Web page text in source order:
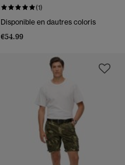
(1)
Disponible en dautres coloris
€54.99